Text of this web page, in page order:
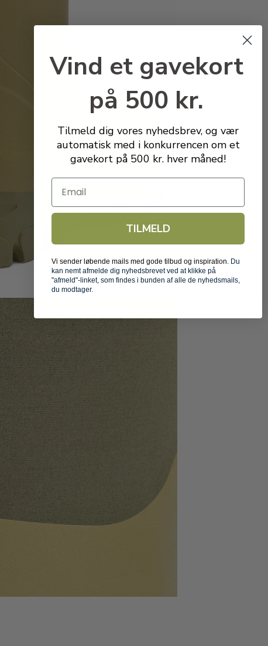
Vind et gavekort
på 500 kr.
Tilmeld dig vores nyhedsbrev, og vær
automatisk med i konkurrencen om et
gavekort på 500 kr. hver måned!
Email
TILMELD
Vi sender løbende mails med gode tilbud og inspiration. Du
kan nemt afmelde dig nyhedsbrevet ved at klikke på
"afmeld"-linket, som findes i bunden af alle de nyhedsmails,
du modtager.